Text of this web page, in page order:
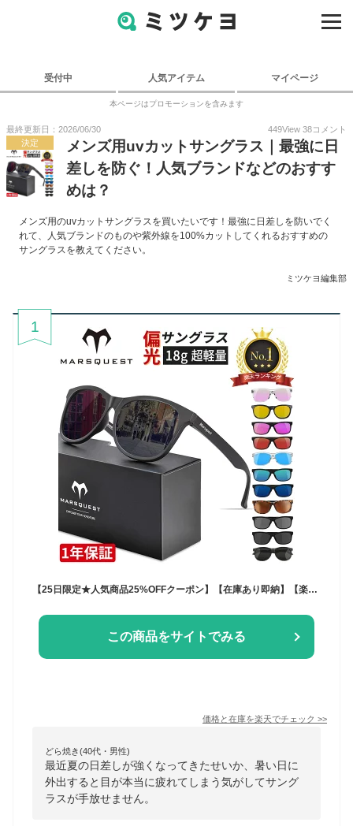
受付中 人気アイテム マイページ
本ページはプロモーションを含みます
最終更新日：2026/06/30 449View 38コメント
決定
メンズ用uvカットサングラス｜最強に日
差しを防ぐ！人気ブランドなどのおすす
めは？
メンズ用のuvカットサングラスを買いたいです！最強に日差しを防いでく
れて、人気ブランドのものや紫外線を100%カットしてくれるおすすめの
サングラスを教えてください。
ミツケヨ編集部
1
【25日限定★人気商品25%OFFクーポン】【在庫あり即納】【楽天1位 超軽量サングラス18g】MARSQUEST 偏光サングラス uvカット アウトドア 野球 ゴルフ 釣り 運転用 メンズ レディース 【公式】 【Momentum】ブラック/グレー/水色/レッド/ブルー
この商品をサイトでみる
価格と在庫を楽天でチェック >>
どら焼き(40代・男性)
最近夏の日差しが強くなってきたせいか、暑い日に
外出すると目が本当に疲れてしまう気がしてサング
ラスが手放せません。